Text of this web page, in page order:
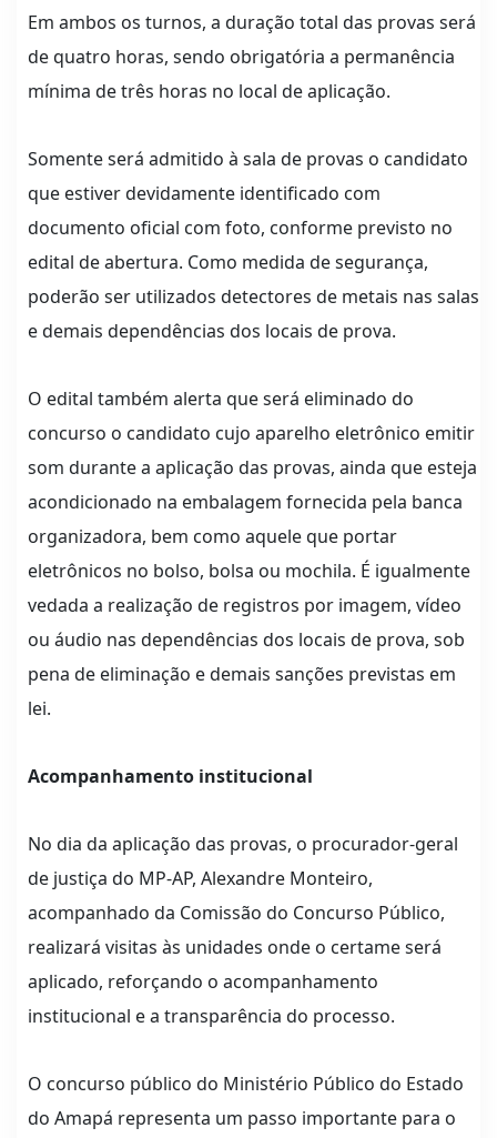
Em ambos os turnos, a duração total das provas será
de quatro horas, sendo obrigatória a permanência
mínima de três horas no local de aplicação.
Somente será admitido à sala de provas o candidato
que estiver devidamente identificado com
documento oficial com foto, conforme previsto no
edital de abertura. Como medida de segurança,
poderão ser utilizados detectores de metais nas salas
e demais dependências dos locais de prova.
O edital também alerta que será eliminado do
concurso o candidato cujo aparelho eletrônico emitir
som durante a aplicação das provas, ainda que esteja
acondicionado na embalagem fornecida pela banca
organizadora, bem como aquele que portar
eletrônicos no bolso, bolsa ou mochila. É igualmente
vedada a realização de registros por imagem, vídeo
ou áudio nas dependências dos locais de prova, sob
pena de eliminação e demais sanções previstas em
lei.
Acompanhamento institucional
No dia da aplicação das provas, o procurador-geral
de justiça do MP-AP, Alexandre Monteiro,
acompanhado da Comissão do Concurso Público,
realizará visitas às unidades onde o certame será
aplicado, reforçando o acompanhamento
institucional e a transparência do processo.
O concurso público do Ministério Público do Estado
do Amapá representa um passo importante para o